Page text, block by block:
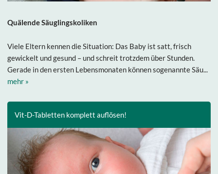
Quälende Säuglingskoliken
Viele Eltern kennen die Situation: Das Baby ist satt, frisch
gewickelt und gesund – und schreit trotzdem über Stunden.
Gerade in den ersten Lebensmonaten können sogenannte Säu...
mehr »
Vit-D-Tabletten komplett auflösen!